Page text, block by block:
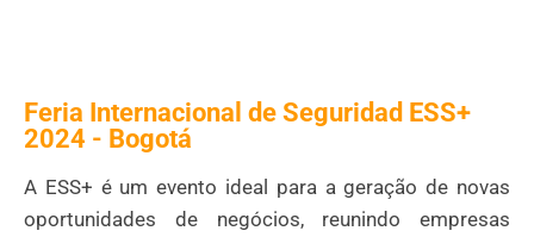
Feria Internacional de Seguridad ESS+
2024 - Bogotá
A ESS+ é um evento ideal para a geração de novas
oportunidades de negócios, reunindo empresas